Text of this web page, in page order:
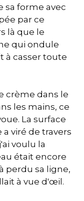
sa forme avec
par ce
là que le
qui ondule
à casser toute
crème dans le
les mains, ce
La surface
a viré de travers
voulu la
était encore
perdu sa ligne,
à vue d'œil.